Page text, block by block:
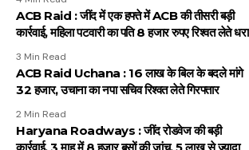
ACB Raid : जींद में एक हफ्ते में ACB की तीसरी बड़ी
कार्रवाई, महिला पटवारी का पति 8 हजार रुपए रिश्वत लेते धरा
3 Min Read
ACB Raid Uchana : 16 लाख के बिल के बदले मांगे
32 हजार, उचाना का नपा सचिव रिश्वत लेते गिरफ्तार
2 Min Read
Haryana Roadways : जींद रोडवेज की बड़ी
कार्रवाई, 3 माह में 8 हजार बसों की जांच, 5 लाख से ज्यादा